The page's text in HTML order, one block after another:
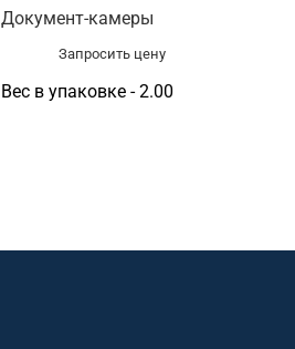
Документ-камеры
Запросить цену
Вес в упаковке - 2.00